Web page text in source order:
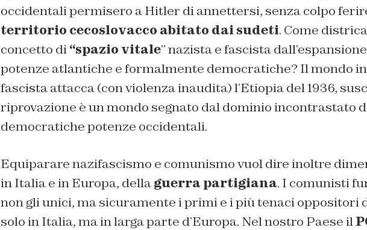
occidentali permisero a Hitler di annettersi, senza colpo
territorio cecoslovacco abitato dai sudeti. Come
concetto di“spazio vitale” nazista e fascista
potenze atlantiche e formalmente democratiche? Il mondo
fascista attacca (con violenza inaudita) l’Etiopia del 1936,
riprovazione è un mondo segnato dal dominio incontrastato
democratiche potenze occidentali.
Equiparare nazifascismo e comunismo vuol dire inoltre
in Italia e in Europa, dellaguerra partigiana. I comunisti
non gli unici, ma sicuramente i primi e i più tenaci oppositori
solo in Italia, ma in larga parte d’Europa. Nel nostro Paese il